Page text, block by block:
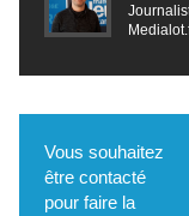
Vous souhaitez
être contacté
pour faire la